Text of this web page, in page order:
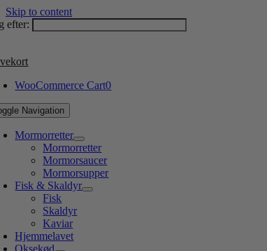
Skip to content
efter:
WooCommerce Cart0
Navigation
Mormorretter
Mormorretter
Mormorsaucer
Mormorsupper
Fisk & Skaldyr
Fisk
Skaldyr
Kaviar
Hjemmelavet
Oksekød